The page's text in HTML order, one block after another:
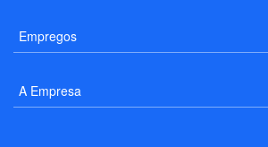
Empregos
A Empresa